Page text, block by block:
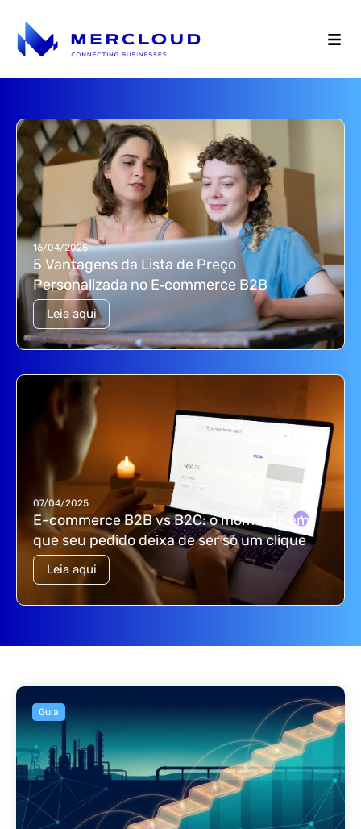
16/04/2025
5 Vantagens da Lista de Preço
Personalizada no E‑commerce B2B
Leia aqui
07/04/2025
E-commerce B2B vs B2C: o momento em
que seu pedido deixa de ser só um clique
Leia aqui
Guia